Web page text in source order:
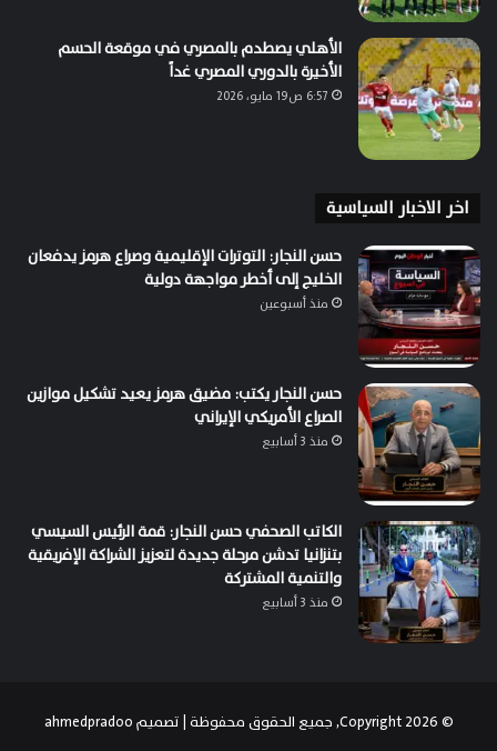
الأهلي يصطدم بالمصري في موقعة الحسم
الأخيرة بالدوري المصري غداً
6:57 ص19 مايو، 2026
اخر الاخبار السياسية
حسن النجار: التوترات الإقليمية وصراع هرمز يدفعان
الخليج إلى أخطر مواجهة دولية
منذ أسبوعين
حسن النجار يكتب: مضيق هرمز يعيد تشكيل موازين
الصراع الأمريكي الإيراني
منذ 3 أسابيع
الكاتب الصحفي حسن النجار: قمة الرئيس السيسي
بتنزانيا تدشن مرحلة جديدة لتعزيز الشراكة الإفريقية
والتنمية المشتركة
منذ 3 أسابيع
© Copyright 2026, جميع الحقوق محفوظة | تصميم ahmedpradoo